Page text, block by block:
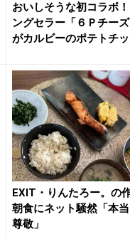
おいしそうな初コラボ
ングセラー「６Ｐチーズ
がカルビーのポテトチ
EXIT・りんたろー。の
朝食にネット騒然「本
尊敬」